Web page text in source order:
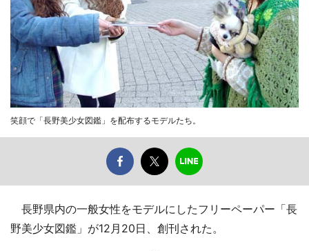
笑顔で「長野美少女図鑑」を配布するモデルたち。
長野県内の一般女性をモデルにしたフリーペーパー「長
野美少女図鑑」が12月20日、創刊された。